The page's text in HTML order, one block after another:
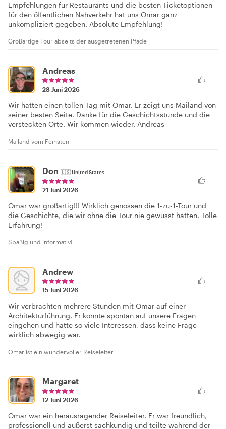
Empfehlungen für Restaurants und die besten Ticketoptionen
für den öffentlichen Nahverkehr hat uns Omar ganz
unkompliziert gegeben. Absolute Empfehlung!
Großartige Tour abseits der ausgetretenen Pfade
Andreas
28 Juni 2026
Wir hatten einen tollen Tag mit Omar. Er zeigt uns Mailand von
seiner besten Seite. Danke für die Geschichtsstunde und die
versteckten Orte. Wir kommen wieder. Andreas
Mailand vom Feinsten
Don 🇺🇸United States
21 Juni 2026
Omar war großartig!!! Wirklich genossen die 1-zu-1-Tour und
die Geschichte, die wir ohne die Tour nie gewusst hätten. Tolle
Erfahrung!
Spaßig und informativ!
Andrew
15 Juni 2026
Wir verbrachten mehrere Stunden mit Omar auf einer
Architekturführung. Er konnte spontan auf unsere Fragen
eingehen und hatte so viele Interessen, dass keine Frage
wirklich abwegig war.
Omar ist ein wundervoller Reiseleiter
Margaret
12 Juni 2026
Omar war ein herausragender Reiseleiter. Er war freundlich,
professionell und äußerst sachkundig und teilte während der